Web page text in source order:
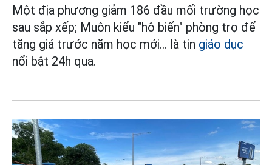
Một địa phương giảm 186 đầu mối trường học
sau sắp xếp; Muôn kiểu "hô biến" phòng trọ để
tăng giá trước năm học mới... là tin giáo dục
nổi bật 24h qua.